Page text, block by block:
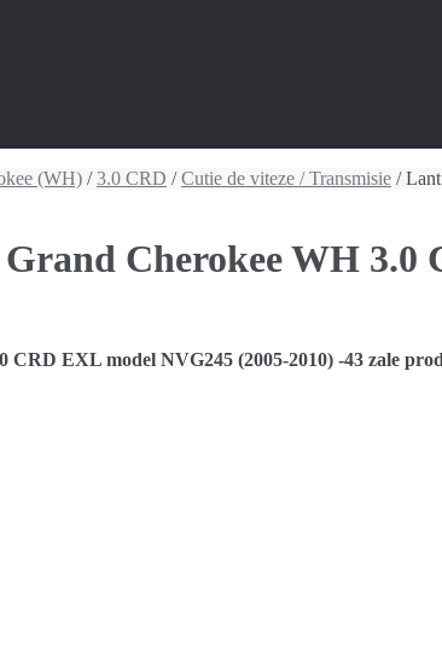
(WH) /3.0 CRD /Cutie de viteze / Transmisie /
Cherokee WH 3.0
EXL model NVG245 (2005-2010) -43 zale